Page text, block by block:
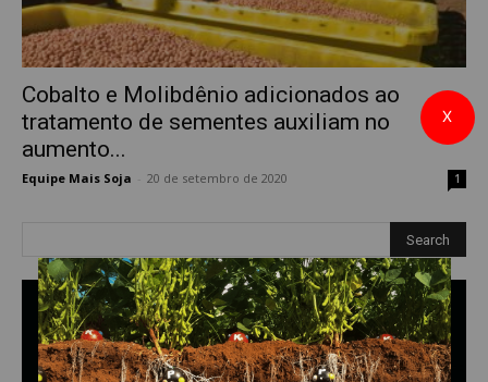
Cobalto e Molibdênio adicionados ao
tratamento de sementes auxiliam no
aumento...
Equipe Mais Soja 20 de setembro de 2020 1
X